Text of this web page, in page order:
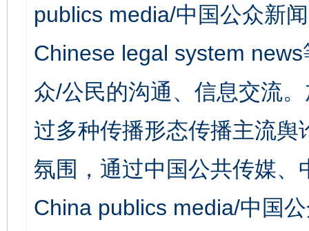
publics media/中国公众新
Chinese legal system
众/公民的沟通、信息交流
过多种传播形态传播主流
氛围，通过中国公共传媒
China publics media/中国